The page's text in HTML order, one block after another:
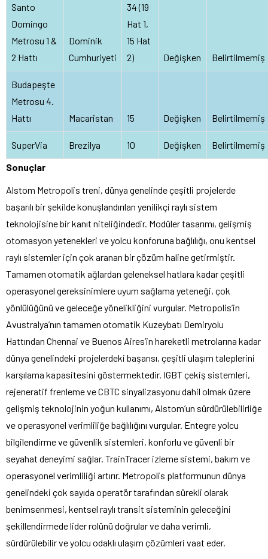
Santo
Domingo
Metrosu 1 &
2 Hattı
Dominik
Cumhuriyeti
34 (19
Hat 1,
15 Hat
2)
Değişken Belirtilmemiş
Budapeşte
Metrosu 4.
Hattı
Macaristan 15 Değişken Belirtilmemiş
SuperVia Brezilya 10 Değişken
Belirtilmemiş
Sonuçlar
Alstom Metropolis treni, dünya genelinde çeşitli projelerde
başarılı bir şekilde konuşlandırılan yenilikçi raylı sistem
teknolojisine bir kanıt niteliğindedir. Modüler tasarımı, gelişmiş
otomasyon yetenekleri ve yolcu konforuna bağlılığı, onu kentsel
raylı sistemler için çok aranan bir çözüm haline getirmiştir.
Tamamen otomatik ağlardan geleneksel hatlara kadar çeşitli
operasyonel gereksinimlere uyum sağlama yeteneği, çok
yönlülüğünü ve geleceğe yönelikliğini vurgular. Metropolis’in
Avustralya’nın tamamen otomatik Kuzeybatı Demiryolu
Hattından Chennai ve Buenos Aires’in hareketli metrolarına kadar
dünya genelindeki projelerdeki başarısı, çeşitli ulaşım taleplerini
karşılama kapasitesini göstermektedir. IGBT çekiş sistemleri,
rejeneratif frenleme ve CBTC sinyalizasyonu dahil olmak üzere
gelişmiş teknolojinin yoğun kullanımı, Alstom’un sürdürülebilirliğe
ve operasyonel verimliliğe bağlılığını vurgular. Entegre yolcu
bilgilendirme ve güvenlik sistemleri, konforlu ve güvenli bir
seyahat deneyimi sağlar. TrainTracer izleme sistemi, bakım ve
operasyonel verimliliği artırır. Metropolis platformunun dünya
genelindeki çok sayıda operatör tarafından sürekli olarak
benimsenmesi, kentsel raylı transit sisteminin geleceğini
şekillendirmede lider rolünü doğrular ve daha verimli,
sürdürülebilir ve yolcu odaklı ulaşım çözümleri vaat eder.